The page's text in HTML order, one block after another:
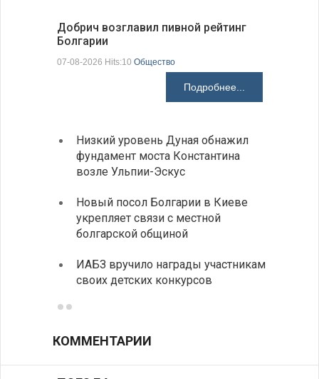
Добрич возглавил пивной рейтинг
Болгарии
07-08-2026 Hits:10 Общество
Подробнее...
Низкий уровень Дуная обнажил
фундамент моста Константина
возле Ульпии-Эскус
Новый посол Болгарии в Киеве
укрепляет связи с местной
болгарской общиной
ИАБЗ вручило награды участникам
своих детских конкурсов
КОММЕНТАРИИ